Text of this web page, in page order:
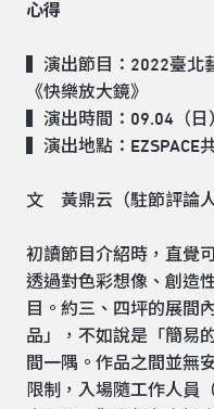
心得
▍演出節目：2022臺北
《快樂放大鏡》
▍演出時間：09.04（日
▍演出地點：EZSPACE
文 黃鼎云（駐節評論人
初讀節目介紹時，直覺
透過對色彩想像、創造
目。約三、四坪的展間
品」，不如說是「簡易
間一隅。作品之間並無
限制，入場隨工作人員